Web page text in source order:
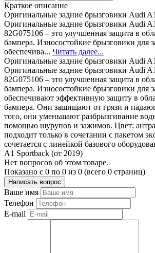
Краткое описание
Оригинальные задние брызговики Audi
Оригинальные задние брызговики Audi
82G075106 – это улучшенная защита в
бампера. Износостойкие брызговики для
обеспечива... Читать далее...
Оригинальные задние брызговики Audi
Оригинальные задние брызговики Audi
82G075106 – это улучшенная защита в
бампера. Износостойкие брызговики для
обеспечивают эффективную защиту в
бампера. Они защищают от грязи и
того, они уменьшают разбрызгивание
помощью шурупов и зажимов. Цвет:
подходит только в сочетании с пакетом
сочетается с линейкой базового
A1 Sportback (от 2019)
Нет вопросов об этом товаре.
Показано с 0 по 0 из 0 (всего 0 страниц)
Написать вопрос
Ваше имя
Телефон
E-mail